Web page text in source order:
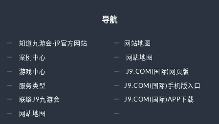
导航
知道九游会·j9官方网站
案例中心
游戏中心
服务类型
联络J9九游会
网站地图
网站地图
网站地图
J9.COM(国际)网页版
J9.COM(国际)手机版入口
J9.COM(国际)APP下载